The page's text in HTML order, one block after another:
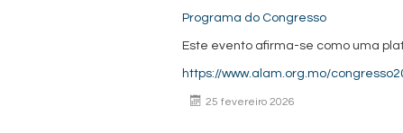
Programa do Congresso
Este evento afirma-se como uma
https://www.alam.org.mo/
25 fevereiro 2026